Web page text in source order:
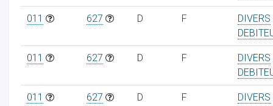
011 627 D F
DIVERS
011 627 D F
DIVERS
011 627 D F
DIVERS